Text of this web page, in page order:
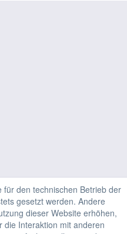
für den technischen Betrieb der
gesetzt werden. Andere
dieser Website erhöhen,
die Interaktion mit anderen